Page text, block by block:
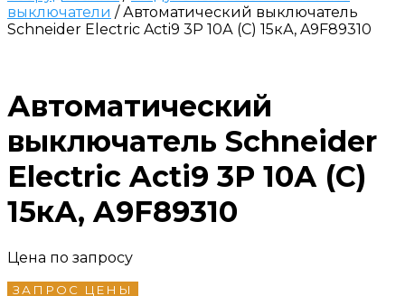
выключатели / Автоматический выключатель
Schneider Electric Acti9 3P 10А (C) 15кА, A9F89310
Автоматический
выключатель Schneider
Electric Acti9 3P 10А (C)
15кА, A9F89310
Цена по запросу
ЗАПРОС ЦЕНЫ